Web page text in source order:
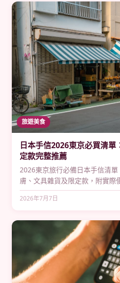
旅遊美食
日本手信2026東京必買清
定款完整推薦
2026東京旅行必備日本手信清
膚、文具雜貨及限定款，附實際
士及打包建議，香港人買手信的
2026年7月7日